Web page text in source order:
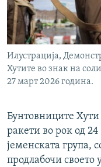
Илустрација,
Хутите во знак на
27 март 2026 година.
Бунтовниците Хути
ракети во рок од
јеменската група,
продлабочи своето